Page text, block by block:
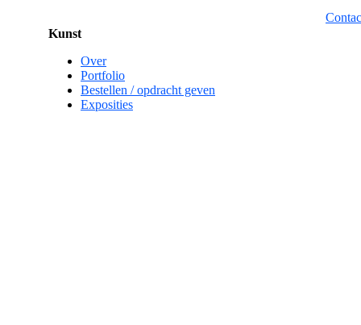
Kunst
Over
Portfolio
Bestellen / opdracht geven
Exposities